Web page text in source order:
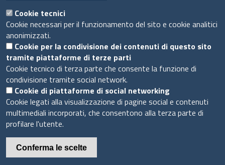
Piè
di
pagina
Powered by InfoCamere © 2020 Assocamerestero
Cookie tecnici
Cookie necessari per il funzionamento del sito e cookie analitici
anonimizzati.
Cookie per la condivisione dei contenuti di questo sito
tramite piattaforme di terze parti
Cookie tecnico di terza parte che consente la funzione di
condivisione tramite social network.
Cookie di piattaforme di social networking
Cookie legati alla visualizzazione di pagine social e contenuti
multimediali incorporati, che consentono alla terza parte di
profilare l'utente.
Conferma le scelte